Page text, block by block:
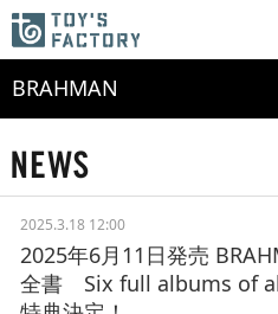
BRAHMAN
2025.3.18 12:00
2025年6月11日発売
全書 Six full albums of